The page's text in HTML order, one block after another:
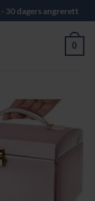
30 dagers angrerett
0